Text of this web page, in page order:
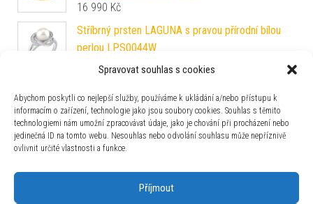
Spravovat souhlas s cookies
Abychom poskytli co nejlepší služby, používáme k ukládání a/nebo přístupu k
informacím o zařízení, technologie jako jsou soubory cookies. Souhlas s těmito
technologiemi nám umožní zpracovávat údaje, jako je chování při procházení nebo
jedinečná ID na tomto webu. Nesouhlas nebo odvolání souhlasu může nepříznivě
ovlivnit určité vlastnosti a funkce.
Příjmout
16 990 Kč
Stříbrný prsten LAGUNA s pravou přírodní bílou
perlou LPS0044W
2 590Kč
Brilliance Zirconia JJJ1296RRG
1 690 Kč
Prsten Claddagh z chirurgické oceli - AKCE